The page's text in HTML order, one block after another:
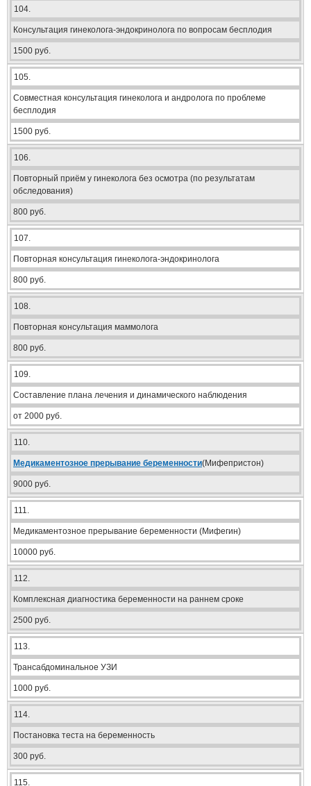
104.
Консультация гинеколога-эндокринолога по вопросам бесплодия
1500 руб.
105.
Совместная консультация гинеколога и андролога по проблеме
бесплодия
1500 руб.
106.
Повторный приём у гинеколога без осмотра (по результатам
обследования)
800 руб.
107.
Повторная консультация гинеколога-эндокринолога
800 руб.
108.
Повторная консультация маммолога
800 руб.
109.
Составление плана лечения и динамического наблюдения
от 2000 руб.
110.
Медикаментозное прерывание беременности(Мифепристон)
9000 руб.
111.
Медикаментозное прерывание беременности (Мифегин)
10000 руб.
112.
Комплексная диагностика беременности на раннем сроке
2500 руб.
113.
Трансабдоминальное УЗИ
1000 руб.
114.
Постановка теста на беременность
300 руб.
115.